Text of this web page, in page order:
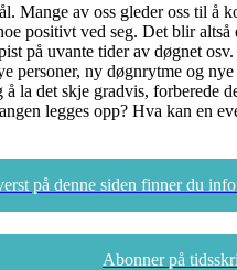
Mange av oss gleder oss til
positivt ved seg. Det blir
på uvante tider av døgnet
personer, ny døgnrytme og
la det skje gradvis, forberede
legges opp? Hva kan en
på denne siden finner du
Abonner på